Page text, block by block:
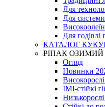
Для
Для
Для годівлі
КАТАЛОГ
РІПАК ОЗИМИЙ
Огляд
Новинки
IMI-стійкі